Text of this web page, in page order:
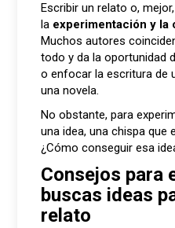
Escribir un relato o,
la experimentación y la
Muchos autores
todo y da la oportunidad
o enfocar la escritura de
una novela.
No obstante, para
una idea, una chispa que
¿Cómo conseguir esa
Consejos para
buscas ideas
relato